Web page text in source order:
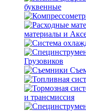
буквенные
материалы и
Грузовиков
и трансмиссия